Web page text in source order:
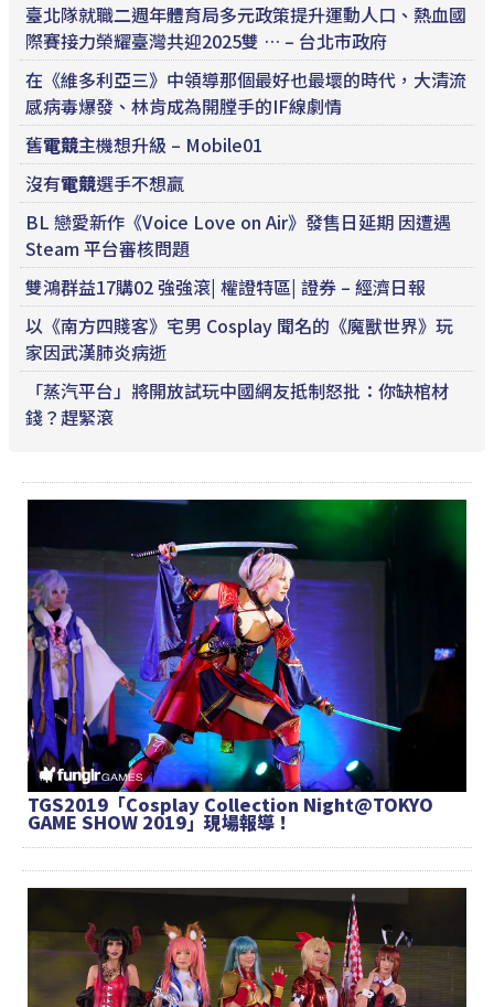
臺北隊就職二週年體育局多元政策提升運動人口、熱血國
際賽接力榮耀臺灣共迎2025雙 … – 台北市政府
在《維多利亞三》中領導那個最好也最壞的時代，大清流
感病毒爆發、林肯成為開膛手的IF線劇情
舊電競主機想升級 – Mobile01
沒有電競選手不想贏
BL 戀愛新作《Voice Love on Air》發售日延期 因遭遇
Steam 平台審核問題
雙鴻群益17購02 強強滾| 權證特區| 證券 – 經濟日報
以《南方四賤客》宅男 Cosplay 聞名的《魔獸世界》玩
家因武漢肺炎病逝
「蒸汽平台」將開放試玩中國網友抵制怒批：你缺棺材
錢？趕緊滾
TGS2019「Cosplay Collection Night@TOKYO
GAME SHOW 2019」現場報導！